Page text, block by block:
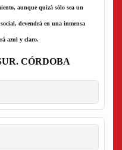
aunque quizá sólo sea un
devendrá en una inmensa
azul y claro.
CÓRDOBA